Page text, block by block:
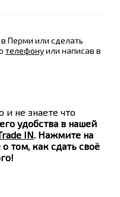
в Перми или сделать
телефонуили написав в
и не знаете что
удобства в нашей
IN. Нажмите на
том, как сдать своё